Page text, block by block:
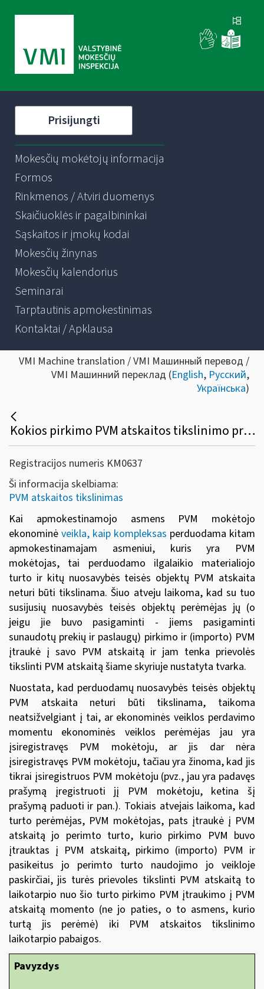
Prisijungti
Mokesčių mokėtojų informacija
Formos
Rinkmenos / Atviri duomenys
Skaičiuoklės ir pagalbininkai
Sąskaitos ir įmokų kodai
Mokesčių žinynas
Mokesčių kalendorius
Seminarai
Tarptautinis apmokestinimas
Kontaktai / Apklausa
VMI Machine translation / VMI Машинный перевод /
VMI Машинний переклад (English, Русский,
Українська)
Kokios pirkimo PVM atskaitos tikslinimo prievolės kyla, kai apmokestinamojo asmens PVM mokėtojo, ekonominė veikla, kaip kompleksas perduodama kitam PVM mokėtojui?
Registracijos numeris KM0637
Ši informacija skelbiama:
PVM atskaitos tikslinimas
Kai apmokestinamojo asmens PVM mokėtojo
ekonominė veikla, kaip kompleksas perduodama kitam
apmokestinamajam asmeniui, kuris yra PVM
mokėtojas, tai perduodamo ilgalaikio materialiojo
turto ir kitų nuosavybės teisės objektų PVM atskaita
neturi būti tikslinama. Šiuo atveju laikoma, kad su tuo
susijusių nuosavybės teisės objektų perėmėjas jų (o
jeigu jie buvo pasigaminti - jiems pasigaminti
sunaudotų prekių ir paslaugų) pirkimo ir (importo) PVM
įtraukė į savo PVM atskaitą ir jam tenka prievolės
tikslinti PVM atskaitą šiame skyriuje nustatyta tvarka.
Nuostata, kad perduodamų nuosavybės teisės objektų
PVM atskaita neturi būti tikslinama, taikoma
neatsižvelgiant į tai, ar ekonominės veiklos perdavimo
momentu ekonominės veiklos perėmėjas jau yra
įsiregistravęs PVM mokėtoju, ar jis dar nėra
įsiregistravęs PVM mokėtoju, tačiau yra žinoma, kad jis
tikrai įsiregistruos PVM mokėtoju (pvz., jau yra padavęs
prašymą įregistruoti jį PVM mokėtoju, ketina šį
prašymą paduoti ir pan.). Tokiais atvejais laikoma, kad
turto perėmėjas, PVM mokėtojas, pats įtraukė į PVM
atskaitą jo perimto turto, kurio pirkimo PVM buvo
įtrauktas į PVM atskaitą, pirkimo (importo) PVM ir
pasikeitus jo perimto turto naudojimo jo veikloje
paskirčiai, jis turės prievoles tikslinti PVM atskaitą to
laikotarpio nuo šio turto pirkimo PVM įtraukimo į PVM
atskaitą momento (ne jo paties, o to asmens, kurio
turtą jis perėmė) iki PVM atskaitos tikslinimo
laikotarpio pabaigos.
Pavyzdys